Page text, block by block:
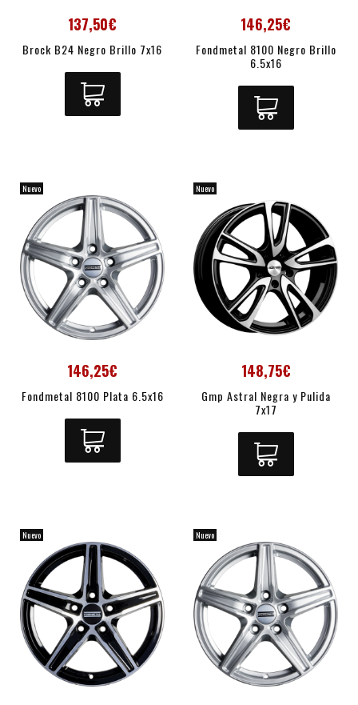
137,50€
Brock B24 Negro Brillo 7x16
146,25€
Fondmetal 8100 Negro Brillo
6.5x16
Nuevo
146,25€
Fondmetal 8100 Plata 6.5x16
Nuevo
148,75€
Gmp Astral Negra y Pulida
7x17
Nuevo Nuevo